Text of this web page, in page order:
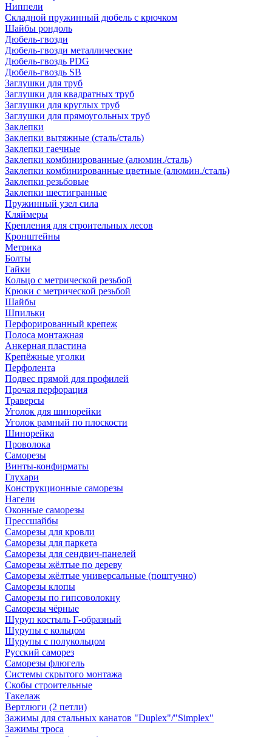
Ниппели
Складной пружинный дюбель с крючком
Шайбы рондоль
Дюбель-гвозди
Дюбель-гвозди металлические
Дюбель-гвоздь PDG
Дюбель-гвоздь SB
Заглушки для труб
Заглушки для квадратных труб
Заглушки для круглых труб
Заглушки для прямоугольных труб
Заклепки
Заклепки вытяжные (сталь/сталь)
Заклепки гаечные
Заклепки комбинированные (алюмин./сталь)
Заклепки комбинированные цветные (алюмин./сталь)
Заклепки резьбовые
Заклепки шестигранные
Пружинный узел сила
Кляймеры
Крепления для строительных лесов
Кронштейны
Метрика
Болты
Гайки
Кольцо с метрической резьбой
Крюки с метрической резьбой
Шайбы
Шпильки
Перфорированный крепеж
Полоса монтажная
Анкерная пластина
Крепёжные уголки
Перфолента
Подвес прямой для профилей
Прочая перфорация
Траверсы
Уголок для шинорейки
Уголок рамный по плоскости
Шинорейка
Проволока
Саморезы
Винты-конфирматы
Глухари
Конструкционные саморезы
Нагели
Оконные саморезы
Прессшайбы
Саморезы для кровли
Саморезы для паркета
Саморезы для сендвич-панелей
Саморезы жёлтые по дереву
Саморезы жёлтые универсальные (поштучно)
Саморезы клопы
Саморезы по гипсоволокну
Саморезы чёрные
Шуруп костыль Г-образный
Шурупы с кольцом
Шурупы с полукольцом
Русский саморез
Саморезы флюгель
Системы скрытого монтажа
Скобы строительные
Такелаж
Вертлюги (2 петли)
Зажимы для стальных канатов "Duplex"/"Simplex"
Зажимы троса